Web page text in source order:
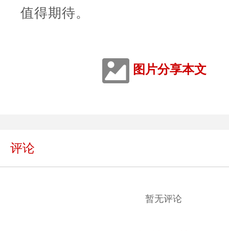
值得期待。
图片分享本文
评论
暂无评论